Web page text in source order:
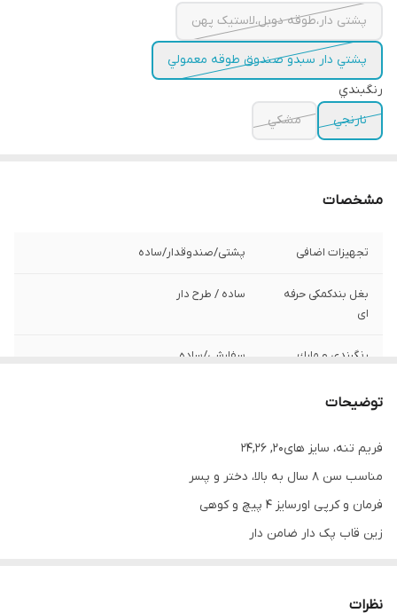
پشتی دار،طوقه دوبل،لاستیک پهن
پشتي دار سبدو صندوق طوقه معمولي
رنگبندي
نارنجي
مشكي
مشخصات
تجهیزات اضافی پشتی/صندوقدار/ساده
بغل بندکمکی حرفه
ای
ساده / طرح دار
رنگبندي و مارك سفارشی/ساده
توضیحات
فریم تنه، سایز های20, 24,26
مناسب سن ٨ سال به بالا، دختر و پسر
فرمان و کر‌پی اورسایز ۴ پیچ و کوهی
زین قاب پک دار ضامن دار
نظرات